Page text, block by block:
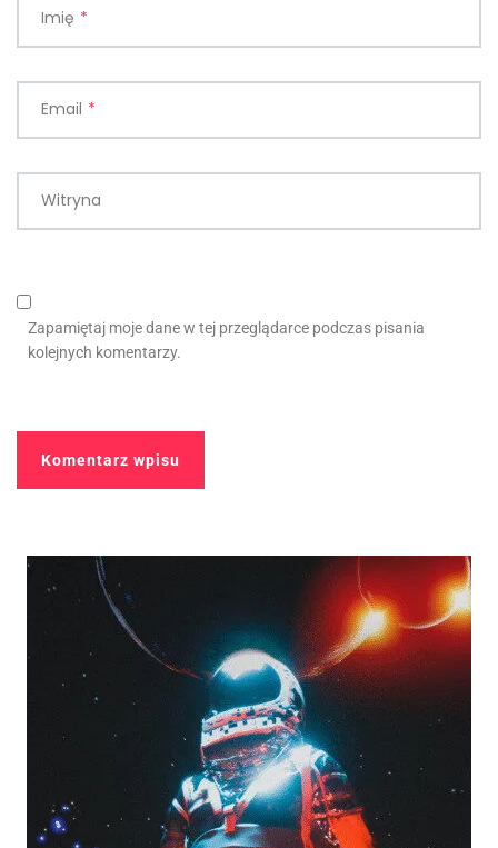
Imię *
Email *
Witryna
Zapamiętaj moje dane w tej przeglądarce podczas pisania
kolejnych komentarzy.